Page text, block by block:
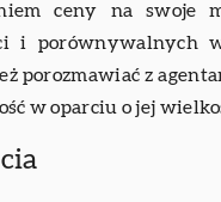
ceny na swoje
i porównywalnych
porozmawiać z
w oparciu o jej